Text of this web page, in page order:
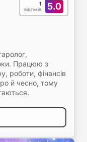
5.0
1
відгуків
Працюю з
роботи, фінансів
й чесно, тому